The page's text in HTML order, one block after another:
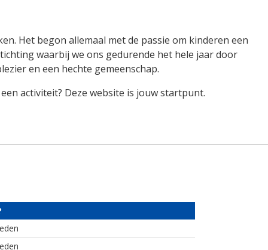
Het begon allemaal met de passie om kinderen een
waarbij we ons gedurende het hele jaar door
en een hechte gemeenschap.
activiteit? Deze website is jouw startpunt.